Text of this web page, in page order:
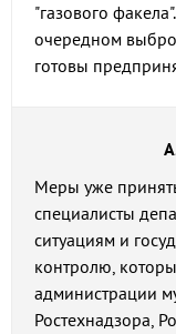
"газового
очередном
готовы
Меры уже
специалисты
ситуациям и
контролю,
администрации
Ростехнадзора,